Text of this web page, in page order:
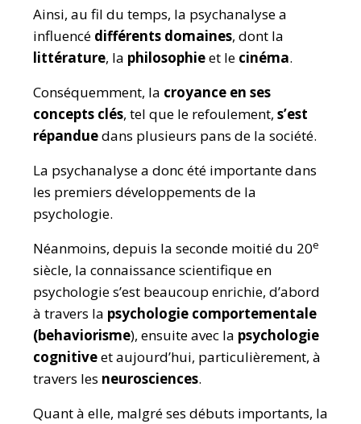
Ainsi, au fil du temps, la psychanalyse a
influencé différents domaines, dont la
littérature, la philosophieet le cinéma.
Conséquemment, la croyance en ses
concepts clés, tel que le refoulement, s’est
répanduedans plusieurs pans de la société.
La psychanalyse a donc été importante dans
les premiers développements de la
psychologie.
Néanmoins, depuis la seconde moitié du 20e
siècle, la connaissance scientifique en
psychologie s’est beaucoup enrichie, d’abord
à travers la psychologie comportementale
(behaviorisme), ensuite avec la psychologie
cognitiveet aujourd’hui, particulièrement, à
travers les neurosciences.
Quant à elle, malgré ses débuts importants, la